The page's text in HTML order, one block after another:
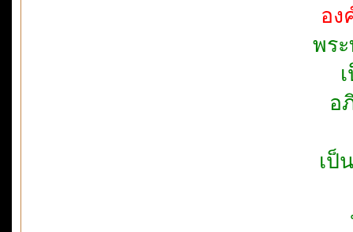
อง
พร
อ
เป็